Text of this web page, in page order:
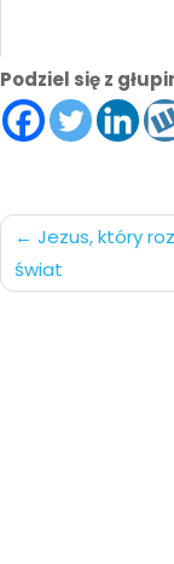
Podziel się z
Nawigacja
po
Jezus, który
świat